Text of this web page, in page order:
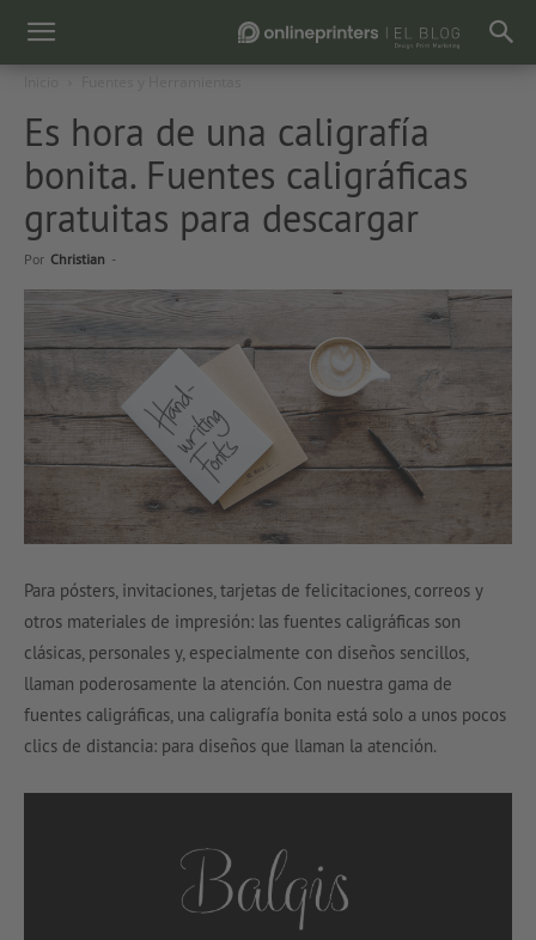
Es hora de una caligrafía
bonita. Fuentes caligráficas
gratuitas para descargar
Por Christian -
Para pósters, invitaciones, tarjetas de felicitaciones, correos y
otros materiales de impresión: las fuentes caligráficas son
clásicas, personales y, especialmente con diseños sencillos,
llaman poderosamente la atención. Con nuestra gama de
fuentes caligráficas, una caligrafía bonita está solo a unos pocos
clics de distancia: para diseños que llaman la atención.